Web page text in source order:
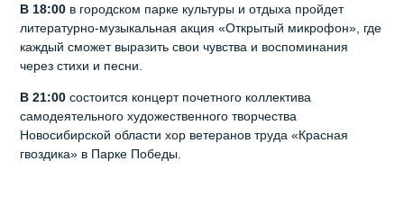
В 18:00 в городском парке культуры и отдыха пройдет
литературно-музыкальная акция «Открытый микрофон», где
каждый сможет выразить свои чувства и воспоминания
через стихи и песни.
В 21:00 состоится концерт почетного коллектива
самодеятельного художественного творчества
Новосибирской области хор ветеранов труда «Красная
гвоздика» в Парке Победы.